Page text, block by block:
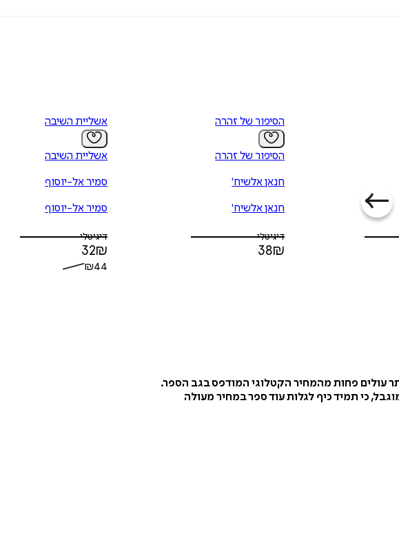
הסיפור של זהרה
הסיפור של זהרה
חנאן אלשיח'
חנאן אלשיח'
דיגיטלי
38₪
אשליית השיבה
אשליית השיבה
סמיר אל-יוסוף
סמיר אל-יוסוף
דיגיטלי
32₪
₪44
עולים פחות מהמחיר הקטלוגי המודפס בגב הספר.
כי תמיד כיף לגלות עוד ספר במחיר מעולה